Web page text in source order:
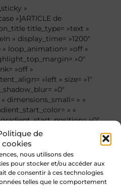
de
nous utilisons des
pour stocker et/ou accéder aux
de consentir à ces technologies
telles que le comportement
»
»]ARTICLE de
title_type= »text »
» display_time= »1200″
loop_animation= »off »
»0″
»off »
»left » size= »1″
»0″
dimensions_small= » »
» »
»0″
»center
style_type= »default »
» animation_speed= »0.3″
visibility,medium-